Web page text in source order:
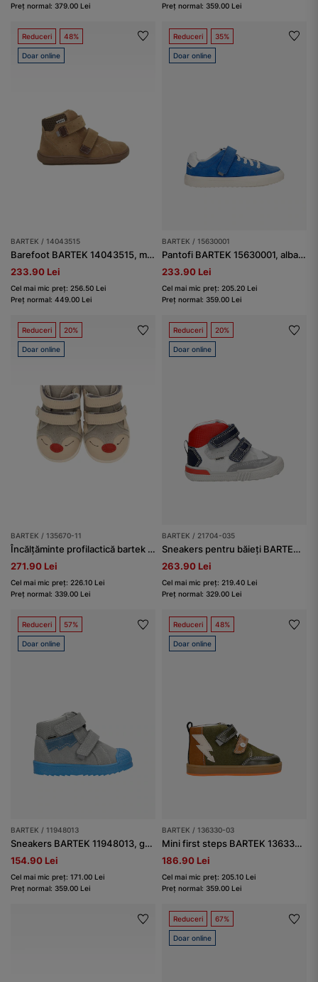
Preț normal: 379.00 Lei
Preț normal: 359.00 Lei
Reduceri 48%
Doar online
BARTEK / 14043515
Barefoot BARTEK 14043515, maro-bej
233.90 Lei
Cel mai mic preț: 256.50 Lei
Preț normal: 449.00 Lei
Reduceri 35%
Doar online
BARTEK / 15630001
Pantofi BARTEK 15630001, albastru
233.90 Lei
Cel mai mic preț: 205.20 Lei
Preț normal: 359.00 Lei
Reduceri 20%
Doar online
BARTEK / 135670-11
Încălțăminte profilactică bartek baby BARTEK 135670-11, bej
271.90 Lei
Cel mai mic preț: 226.10 Lei
Preț normal: 339.00 Lei
Reduceri 20%
Doar online
BARTEK / 21704-035
Sneakers pentru băieți BARTEK 21704-035, alb-bleumarin
263.90 Lei
Cel mai mic preț: 219.40 Lei
Preț normal: 329.00 Lei
Reduceri 57%
Doar online
BARTEK / 11948013
Sneakers BARTEK 11948013, gri-albastru
154.90 Lei
Cel mai mic preț: 171.00 Lei
Preț normal: 359.00 Lei
Reduceri 48%
Doar online
BARTEK / 136330-03
Mini first steps BARTEK 136330-03, verde-maro
186.90 Lei
Cel mai mic preț: 205.10 Lei
Preț normal: 359.00 Lei
Reduceri 67%
Doar online